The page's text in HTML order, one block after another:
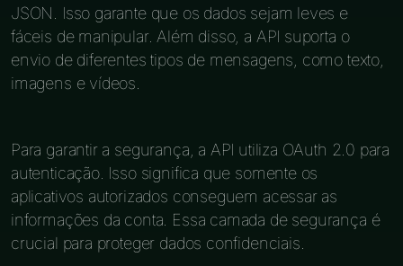
JSON. Isso garante que os dados sejam leves e
fáceis de manipular. Além disso, a API suporta o
envio de diferentes tipos de mensagens, como texto,
imagens e vídeos.
Para garantir a segurança, a API utiliza OAuth 2.0 para
autenticação. Isso significa que somente os
aplicativos autorizados conseguem acessar as
informações da conta. Essa camada de segurança é
crucial para proteger dados confidenciais.